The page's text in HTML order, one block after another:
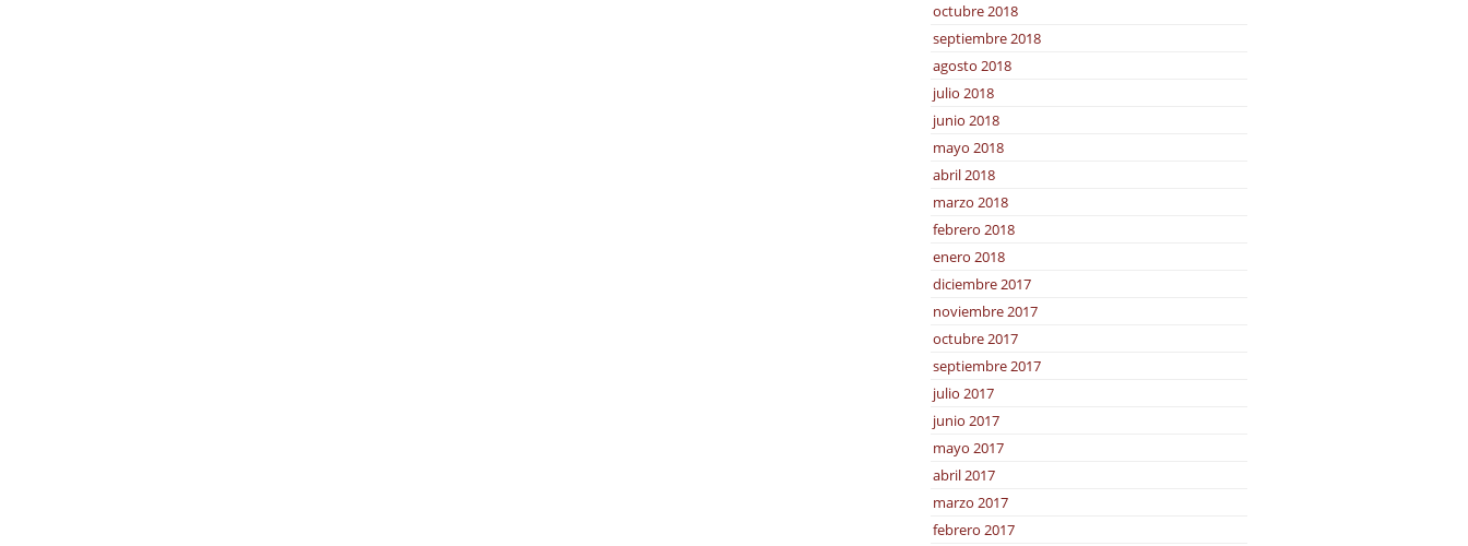
octubre 2018
septiembre 2018
agosto 2018
julio 2018
junio 2018
mayo 2018
abril 2018
marzo 2018
febrero 2018
enero 2018
diciembre 2017
noviembre 2017
octubre 2017
septiembre 2017
julio 2017
junio 2017
mayo 2017
abril 2017
marzo 2017
febrero 2017